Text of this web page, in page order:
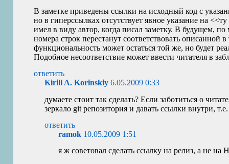
В заметке приведены ссылки на исходный код с
но в гиперссылках отсутствует явное указание на
имел в виду автор, когда писал заметку. В будущем,
номера строк перестанут соответствовать описанной
функциональность может остаться той же, но будет
Подобное несоответствие может ввести читателя в
ответить
Kirill A. Korinskiy 6.05.2009 0:33
думаете стоит так сделать? Если заботиться о
зеркало git репозитория и давать ссылки внутри,
ответить
ramok 10.05.2009 1:51
я ж советовал сделать ссылку на релиз, а не на